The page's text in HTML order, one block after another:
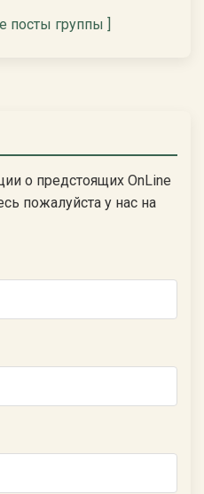
посты группы ]
о предстоящих OnLine
пожалуйста у нас на